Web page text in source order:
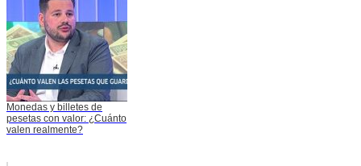
Monedas y billetes de
pesetas con valor: ¿Cuánto
valen realmente?